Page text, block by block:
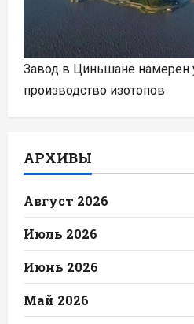
Завод в Циньшане намерен
производство изотопов
АРХИВЫ
Август 2026
Июль 2026
Июнь 2026
Май 2026